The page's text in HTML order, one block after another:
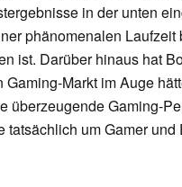
in der unten
phänomenalen Laufzeit
ist. Darüber hinaus hat
Markt im Auge
überzeugende Gaming-
um Gamer und